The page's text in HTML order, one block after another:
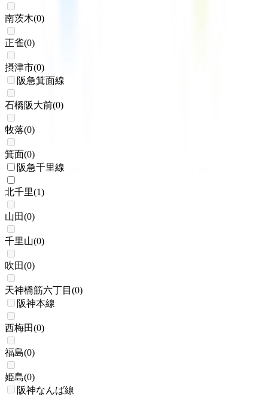
南茨木(0)
正雀(0)
摂津市(0)
阪急箕面線
石橋阪大前(0)
牧落(0)
箕面(0)
阪急千里線
北千里(1)
山田(0)
千里山(0)
吹田(0)
天神橋筋六丁目 (0)
阪神本線
西梅田(0)
福島(0)
姫島(0)
阪神なんば線